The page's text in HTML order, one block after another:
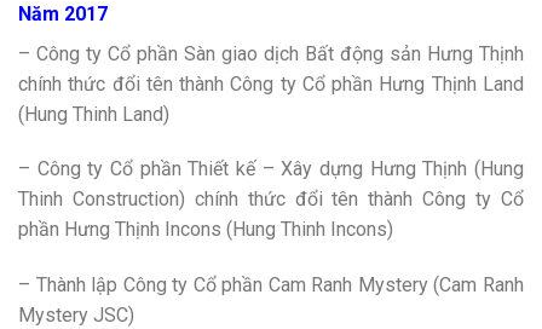
Năm 2017
– Công ty Cổ phần Sàn giao dịch Bất động sản Hưng Thịnh
chính thức đổi tên thành Công ty Cổ phần Hưng Thịnh Land
(Hung Thinh Land)
– Công ty Cổ phần Thiết kế – Xây dựng Hưng Thịnh (Hung
Thinh Construction) chính thức đổi tên thành Công ty Cổ
phần Hưng Thịnh Incons (Hung Thinh Incons)
– Thành lập Công ty Cổ phần Cam Ranh Mystery (Cam Ranh
Mystery JSC)